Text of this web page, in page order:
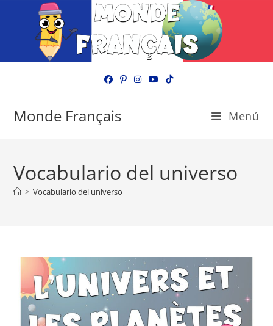
Monde Français Menú
Vocabulario del universo
> Vocabulario del universo